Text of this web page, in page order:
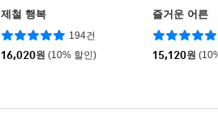
제철 행복
194건
16,020원 (10% 할인)
즐거운 어른
15,120원